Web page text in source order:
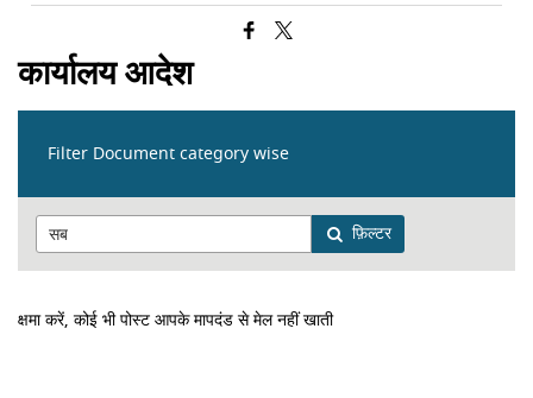
कार्यालय आदेश
Filter Document category wise
फ़िल्टर
क्षमा करें, कोई भी पोस्ट आपके मापदंड से मेल नहीं खाती